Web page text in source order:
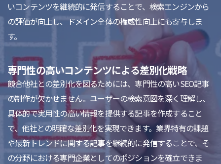
いコンテンツを継続的に発信することで、検索エンジンから
の評価が向上し、ドメイン全体の権威性向上にも寄与しま
す。
専門性の高いコンテンツによる差別化戦略
競合他社との差別化を図るためには、専門性の高いSEO記事
の制作が欠かせません。ユーザーの検索意図を深く理解し、
具体的で実用性の高い情報を提供する記事を作成すること
で、他社との明確な差別化を実現できます。業界特有の課題
や最新トレンドに関する記事を継続的に発信することで、そ
の分野における専門企業としてのポジションを確立できま